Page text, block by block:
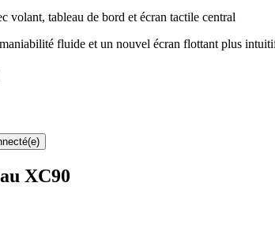
fluide et un nouvel écran flottant plus
XC90